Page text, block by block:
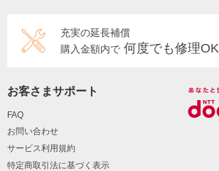
充実の延長補償
購入金額内で 何度でも修理OK
お客さまサポート
FAQ
お問い合わせ
サービス利用規約
特定商取引法に基づく表示